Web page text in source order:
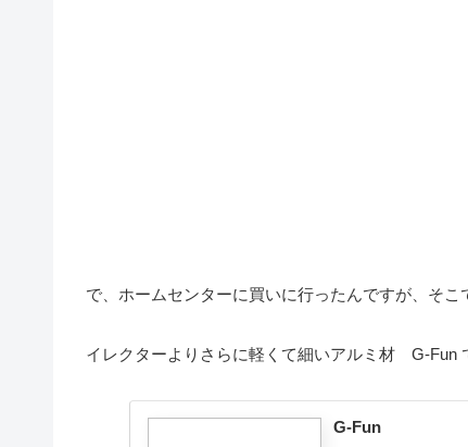
で、ホームセンターに買いに行ったんですが、そこ
イレクターよりさらに軽くて細いアルミ材 G-Fun
G-Fun